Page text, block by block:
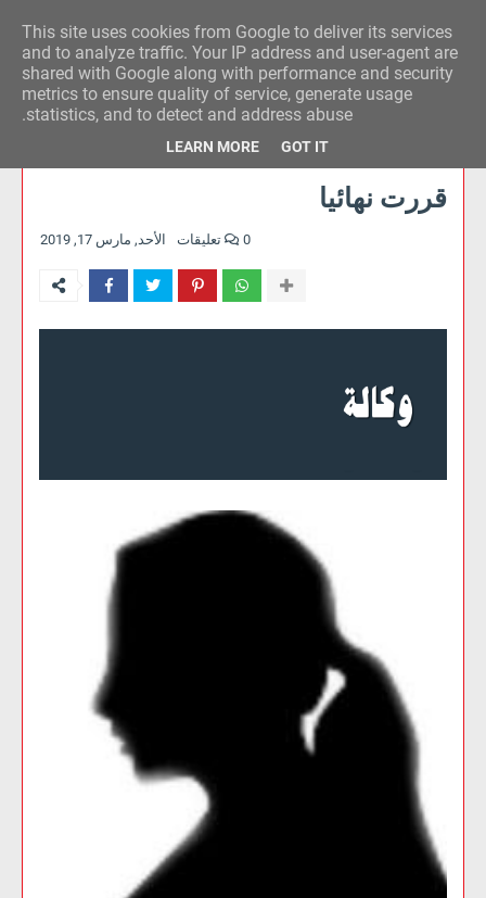
وكالة الحدث للآراء
قررت نهائيا
الأحد, مارس 17, 2019 0 تعليقات
This site uses cookies from Google to deliver its services
and to analyze traffic. Your IP address and user-agent are
shared with Google along with performance and security
metrics to ensure quality of service, generate usage
statistics, and to detect and address abuse.
LEARN MORE GOT IT